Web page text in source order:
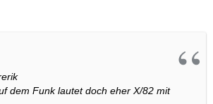
dem Funk lautet doch eher X/82 mit